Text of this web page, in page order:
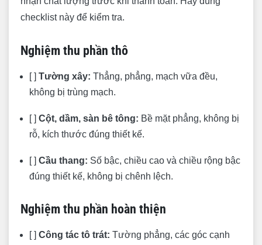
checklist này để kiểm tra.
Nghiệm thu phần thô
[ ] Tường xây: Thẳng, phẳng, mạch vữa đều,
không bị trùng mạch.
[ ] Cột, dầm, sàn bê tông: Bề mặt phẳng, không bị
rỗ, kích thước đúng thiết kế.
[ ] Cầu thang: Số bậc, chiều cao và chiều rộng bậc
đúng thiết kế, không bị chênh lệch.
Nghiệm thu phần hoàn thiện
[ ] Công tác tô trát: Tường phẳng, các góc cạnh